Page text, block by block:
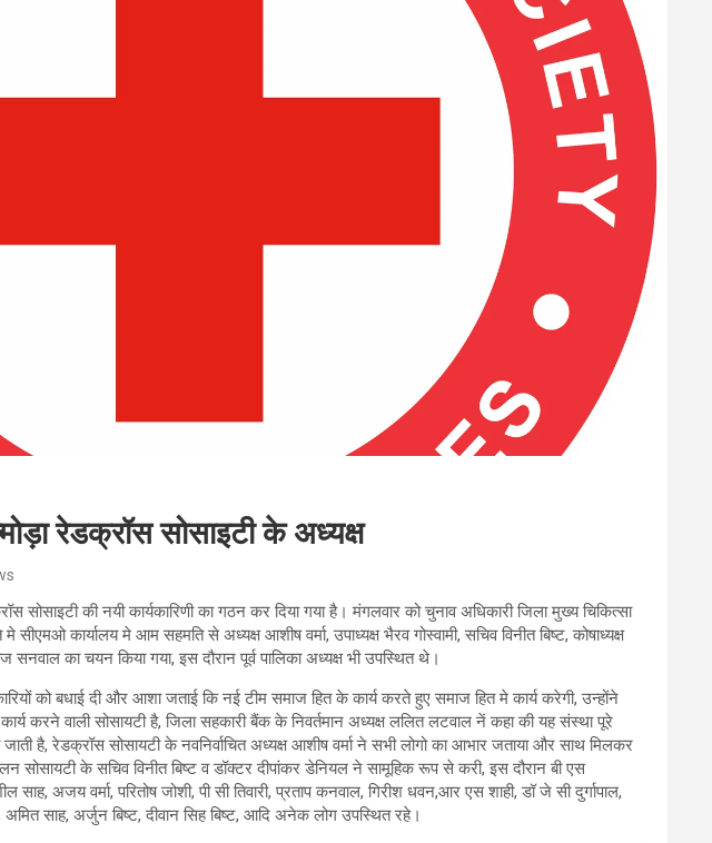
रेडक्रॉस सोसाइटी के अध्यक्ष
सोसाइटी की नयी कार्यकारिणी का गठन कर दिया गया है। मंगलवार को चुनाव अधिकारी जिला मुख्य चिकित्सा
कार्यालय मे आम सहमति से अध्यक्ष आशीष वर्मा, उपाध्यक्ष भैरव गोस्वामी, सचिव विनीत बिष्ट, कोषाध्यक्ष
सनवाल का चयन किया गया, इस दौरान पूर्व पालिका अध्यक्ष भी उपस्थित थे।
को बधाई दी और आशा जताई कि नई टीम समाज हित के कार्य करते हुए समाज हित मे कार्य करेगी, उन्होंने
करने वाली सोसायटी है, जिला सहकारी बैंक के निवर्तमान अध्यक्ष ललित लटवाल नें कहा की यह संस्था पूरे
है, रेडक्रॉस सोसायटी के नवनिर्वाचित अध्यक्ष आशीष वर्मा ने सभी लोगो का आभार जताया और साथ मिलकर
सोसायटी के सचिव विनीत बिष्ट व डॉक्टर दीपांकर डेनियल ने सामूहिक रूप से करी, इस दौरान बी एस
साह, अजय वर्मा, परितोष जोशी, पी सी तिवारी, प्रताप कनवाल, गिरीश धवन,आर एस शाही, डॉ जे सी दुर्गापाल,
अमित साह, अर्जुन बिष्ट, दीवान सिह बिष्ट, आदि अनेक लोग उपस्थित रहे।